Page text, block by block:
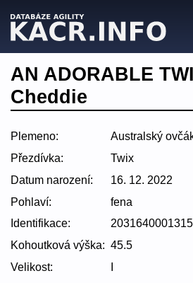
AN ADORABLE
Cheddie
Plemeno:
Australský
Přezdívka:
Twix
Datum narození:
16. 12. 2022
Pohlaví:
fena
Identifikace:
Kohoutková výška: 45.5
Velikost: